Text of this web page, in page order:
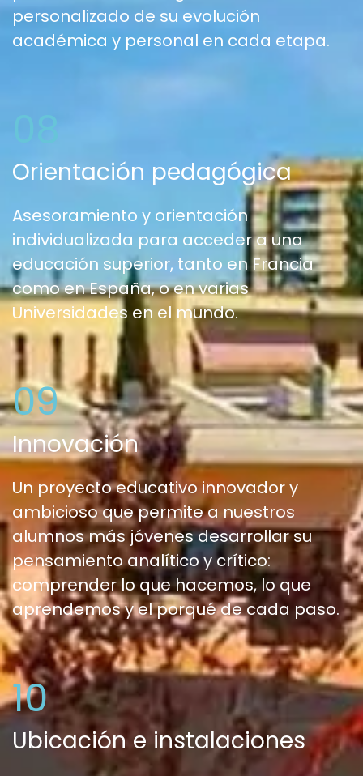
personalizado de su evolución
académica y personal en cada etapa.
Orientación pedagógica
Asesoramiento y orientación
individualizada para acceder a una
educación superior, tanto en Francia
como en España, o en varias
Universidades en el mundo.
09
Innovación
Un proyecto educativo innovador y
ambicioso que permite a nuestros
alumnos más jóvenes desarrollar su
pensamiento analítico y crítico:
comprender lo que hacemos, lo que
aprendemos y el porqué de cada paso.
10
Ubicación e instalaciones